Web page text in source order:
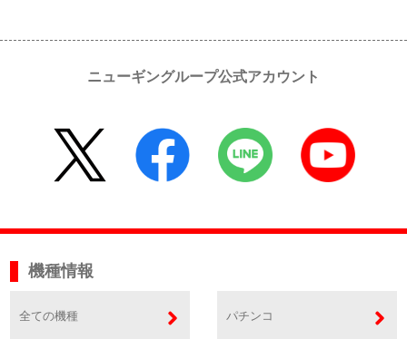
ニューギングループ公式アカウント
機種情報
全ての機種 パチンコ